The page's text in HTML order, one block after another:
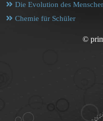
Die Evolution des
Chemie für Schüler
©